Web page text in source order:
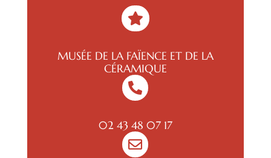

MUSÉE DE LA FAÏENCE ET DE LA
CÉRAMIQUE

02 43 48 07 17
